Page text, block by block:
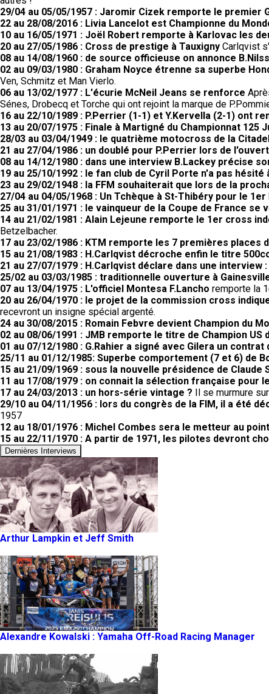
29/04 au 05/05/1957 : Jaromir Cizek remporte le premier
22 au 28/08/2016 : Livia Lancelot est Championne du
10 au 16/05/1971 : Joël Robert remporte à Karlovac les
20 au 27/05/1986 : Cross de prestige à Tauxigny Carlqvist
08 au 14/08/1960 : de source officieuse on annonce
02 au 09/03/1980 : Graham Noyce étrenne sa superbe
Ven, Schmitz et Man Vierlo.
06 au 13/02/1977 : L'écurie McNeil Jeans se renforce
Sénes, Drobecq et Torche qui ont rejoint la marque de
16 au 22/10/1989 : P.Perrier (1-1) et Y.Kervella (2-1) ont
13 au 20/07/1975 : Finale à Martigné du Championnat 125
28/03 au 03/04/1949 : le quatrième motocross de la
21 au 27/04/1986 : un doublé pour P.Perrier lors de
08 au 14/12/1980 : dans une interview B.Lackey précise
19 au 25/10/1992 : le fan club de Cyril Porte n'a pas hésité
23 au 29/02/1948 : la FFM souhaiterait que lors de la
27/04 au 04/05/1968 : Un Tchèque à St-Thibéry pour le 1er
25 au 31/01/1971 : le vainqueur de la Coupe de France
14 au 21/02/1981 : Alain Lejeune remporte le 1er cross
Betzelbacher.
17 au 23/02/1986 : KTM remporte les 7 premières places
15 au 21/08/1983 : H.Carlqvist décroche enfin le titre
21 au 27/07/1979 : H.Carlqvist déclare dans une
25/02 au 03/03/1985 : traditionnelle ouverture à
07 au 13/04/1975 : L'officiel Montesa F.Lancho remporte la
20 au 26/04/1970 : le projet de la commission cross
recevront un insigne spécial argenté.
24 au 30/08/2015 : Romain Febvre devient Champion du
02 au 08/06/1991 : JMB remporte le titre de Champion US
01 au 07/12/1980 : G.Rahier a signé avec Gilera un contrat
25/11 au 01/12/1985: Superbe comportement (7 et 6) de
15 au 21/09/1969 : sous la nouvelle présidence de Claude
11 au 17/08/1979 : on connait la sélection française pour
17 au 24/03/2013 : un hors-série vintage ? Il se murmure
29/10 au 04/11/1956 : lors du congrès de la FIM, il a été
1957
12 au 18/01/1976 : Michel Combes sera le metteur au
15 au 22/11/1970 : A partir de 1971, les pilotes devront
Dernières Interviews
Arthur Lampkin et Jeff Smith
Alexandre Kowalski : Yamaha Off-Road Racing Manager